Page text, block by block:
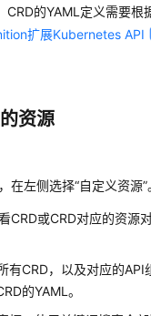
CRD的YAML定义需要
扩展Kubernetes API
资源
在左侧选择“自定义资源”
CRD或CRD对应的资源对
有CRD，以及对应的
的YAML。